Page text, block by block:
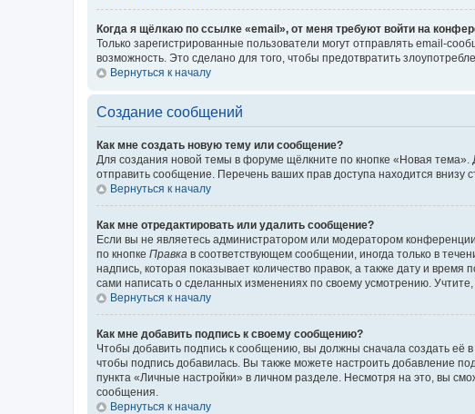
Когда я щёлкаю по ссылке «email», от меня требуют войти на
Только зарегистрированные пользователи могут отправлять email-
возможность. Это сделано для того, чтобы предотвратить
Вернуться к началу
Создание сообщений
Как мне создать новую тему или сообщение?
Для создания новой темы в форуме щёлкните по кнопке «Новая
отправить сообщение. Перечень ваших прав доступа находится
Вернуться к началу
Как мне отредактировать или удалить сообщение?
Если вы не являетесь администратором или модератором
по кнопке Правка в соответствующем сообщении, иногда только в
надпись, которая показывает количество правок, а также дату и
сами написать о сделанных изменениях по своему усмотрению.
Вернуться к началу
Как мне добавить подпись к своему сообщению?
Чтобы добавить подпись к сообщению, вы должны сначала создать её
чтобы подпись добавилась. Вы также можете настроить добавление
пункта «Личные настройки» в личном разделе. Несмотря на это, вы
сообщения.
Вернуться к началу